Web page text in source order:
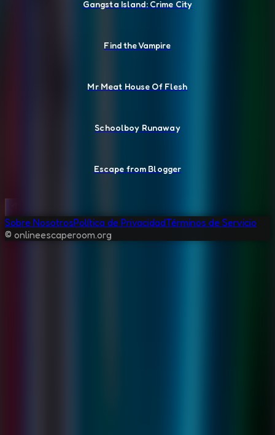
Gangsta Island: Crime City
Find the Vampire
Mr Meat House Of Flesh
Schoolboy Runaway
Escape from Blogger
Sobre NosotrosPolítica de PrivacidadTérminos de Servicio
© onlineescaperoom.org